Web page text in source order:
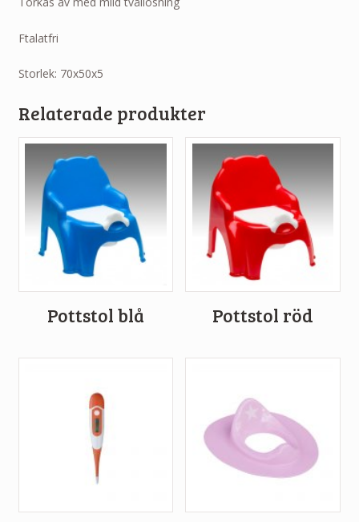
Ftalatfri
Storlek: 70x50x5
Relaterade produkter
Pottstol blå Pottstol röd